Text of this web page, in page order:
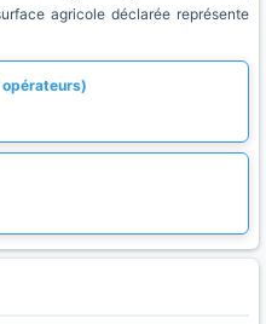
agricole déclarée représente